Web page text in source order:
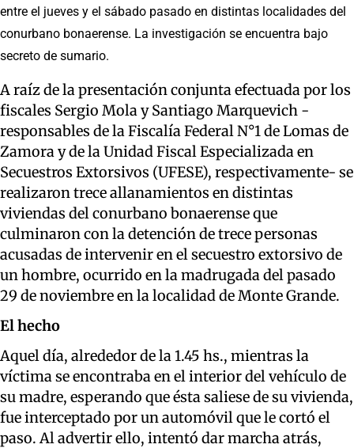
entre el jueves y el sábado pasado en distintas localidades del
conurbano bonaerense. La investigación se encuentra bajo
secreto de sumario.
A raíz de la presentación conjunta efectuada por los
fiscales Sergio Mola y Santiago Marquevich -
responsables de la Fiscalía Federal N°1 de Lomas de
Zamora y de la Unidad Fiscal Especializada en
Secuestros Extorsivos (UFESE), respectivamente- se
realizaron trece allanamientos en distintas
viviendas del conurbano bonaerense que
culminaron con la detención de trece personas
acusadas de intervenir en el secuestro extorsivo de
un hombre, ocurrido en la madrugada del pasado
29 de noviembre en la localidad de Monte Grande.
El hecho
Aquel día, alrededor de la 1.45 hs., mientras la
víctima se encontraba en el interior del vehículo de
su madre, esperando que ésta saliese de su vivienda,
fue interceptado por un automóvil que le cortó el
paso. Al advertir ello, intentó dar marcha atrás,